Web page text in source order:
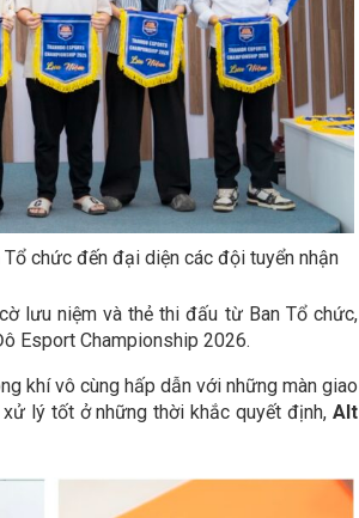
chức đến đại diện các đội tuyển nhận
lưu niệm và thẻ thi đấu từ Ban Tổ chức,
Esport Championship 2026.
khí vô cùng hấp dẫn với những màn giao
lý tốt ở những thời khắc quyết định, Alt